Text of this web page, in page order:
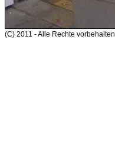
(C) 2011 - Alle Rechte vorbehalten